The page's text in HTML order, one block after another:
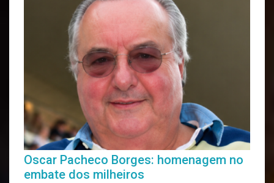
Oscar Pacheco Borges: homenagem no
embate dos milheiros